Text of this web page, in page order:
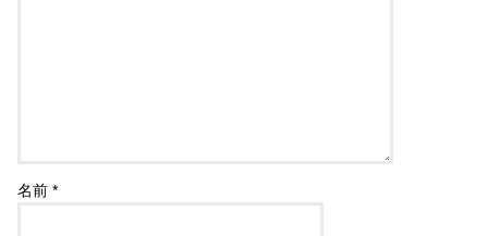
名前*